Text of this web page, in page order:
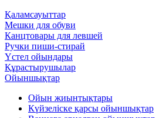
Қаламсауыттар
Мешки для обуви
Канцтовары для левшей
Ручки пиши-стирай
Үстел ойындары
Құрастырушылар
Ойыншықтар
Ойын жиынтықтары
Күйзеліске қарсы ойыншықтар